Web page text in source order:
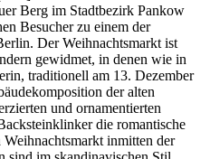
Berg im Stadtbezirk Pankow
Besucher zu einem der
Der Weihnachtsmarkt ist
gewidmet, in denen wie in
traditionell am 13. Dezember
der alten
und ornamentierten
die romantische
inmitten der